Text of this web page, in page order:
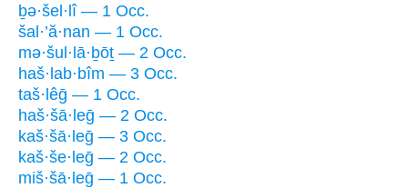
ḇə·šel·lî — 1 Occ.
šal·’ă·nan — 1 Occ.
mə·šul·lā·ḇōṯ — 2 Occ.
haš·lab·bîm — 3 Occ.
taš·lêḡ — 1 Occ.
haš·šā·leḡ — 2 Occ.
kaš·šā·leḡ — 3 Occ.
kaš·še·leḡ — 2 Occ.
miš·šā·leḡ — 1 Occ.